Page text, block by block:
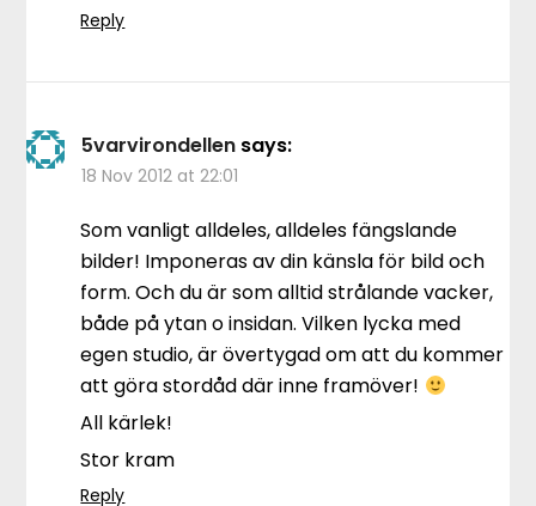
Reply
5varvirondellen says:
18 Nov 2012 at 22:01
Som vanligt alldeles, alldeles fängslande
bilder! Imponeras av din känsla för bild och
form. Och du är som alltid strålande vacker,
både på ytan o insidan. Vilken lycka med
egen studio, är övertygad om att du kommer
att göra stordåd där inne framöver!
All kärlek!
Stor kram
Reply